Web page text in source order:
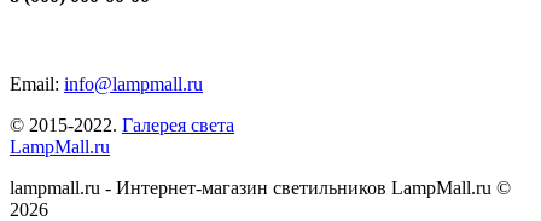
Email: info@lampmall.ru
© 2015-2022. Галерея света
LampMall.ru
lampmall.ru - Интернет-магазин светильников LampMall.ru ©
2026